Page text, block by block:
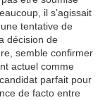
il s’agissait
tentative de
décision de
semble confirmer
actuel comme
parfait pour
de facto entre